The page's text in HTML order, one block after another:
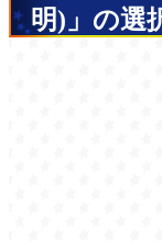
明)」の選